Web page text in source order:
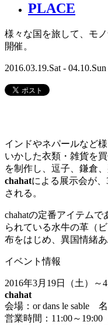
PLACE
様々な国を旅して、モ
開催。
2016.03.19.Sat -
インドやネパールなど
いかした衣類・雑貨を
を制作し、逗子、鎌倉
chahatによる展示会が、
される。
chahatの定番アイテム
られている水牛の革（
布をはじめ、異国情緒
イベント情報
2016年3月19日（土）～4
chahat
会場：or dans le sable
営業時間：11:00～19:00